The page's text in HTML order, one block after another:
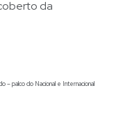
da
– palco do Nacional e Internacional